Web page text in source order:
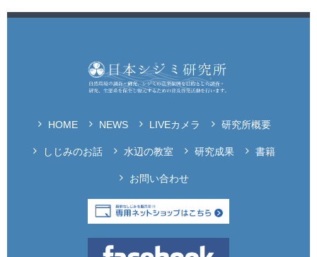
HOME NEWS LIVEカメラ 研究所概要
しじみのお話 水辺の教室 研究成果 書籍
お問い合わせ